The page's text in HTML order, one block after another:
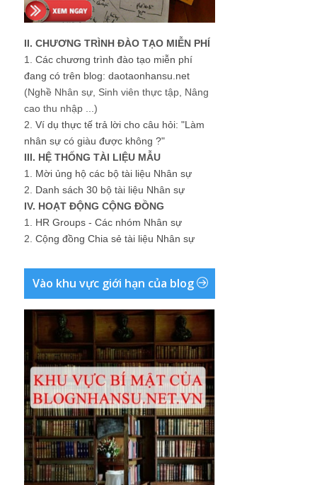
II. CHƯƠNG TRÌNH ĐÀO TẠO MIỄN PHÍ
1. Các chương trình đào tạo miễn phí
đang có trên blog: daotaonhansu.net
(Nghề Nhân sự, Sinh viên thực tập, Nâng
cao thu nhập ...)
2. Ví dụ thực tế trả lời cho câu hỏi: "Làm
nhân sự có giàu được không ?"
III. HỆ THỐNG TÀI LIỆU MẪU
1. Mời ủng hộ các bộ tài liệu Nhân sự
2. Danh sách 30 bộ tài liệu Nhân sự
IV. HOẠT ĐỘNG CỘNG ĐỒNG
1. HR Groups - Các nhóm Nhân sự
2. Cộng đồng Chia sẻ tài liệu Nhân sự
Vào khu vực giới hạn của blog